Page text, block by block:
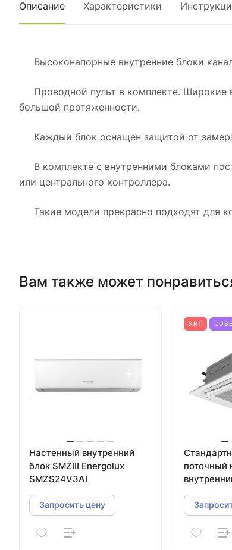
Описание Характеристики
Высоконапорные внутренние блоки
Проводной пульт в комплекте. Широкие
большой протяженности.
Каждый блок оснащен защитой от
В комплекте с внутренними блоками
или центрального контроллера.
Такие модели прекрасно подходят для
Вам также может
Настенный внутренний
блок SMZIII Energolux
SMZS24V3AI
Запросить цену
ХИТ
поточный
систем